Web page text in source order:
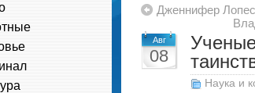
Дженнифер
Авг
08
Наука и